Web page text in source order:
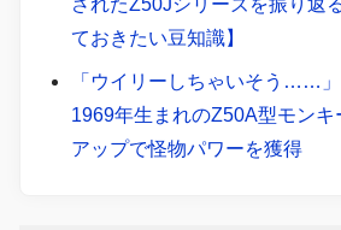
されたZ50Jシリーズを振り返
ておきたい豆知識】
「ウイリーしちゃいそう……
1969年生まれのZ50A型モンキ
アップで怪物パワーを獲得